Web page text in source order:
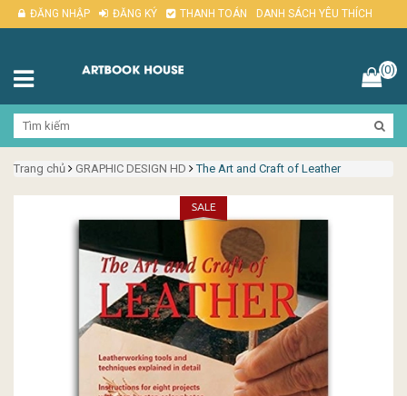
ĐĂNG NHẬP ĐĂNG KÝ THANH TOÁN DANH SÁCH YÊU THÍCH
(0)
Trang chủ GRAPHIC DESIGN HD The Art and Craft of Leather